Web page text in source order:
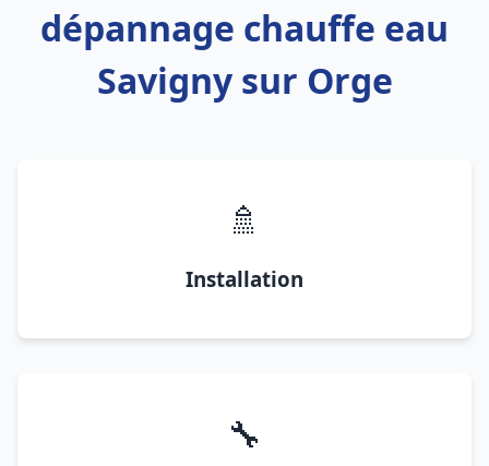
dépannage chauffe eau
Savigny sur Orge
🚿
Installation
🔧